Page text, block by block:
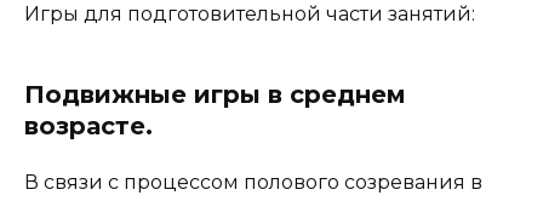
Игры для подготовительной части занятий:
Подвижные игры в среднем
возрасте.
В связи с процессом полового созревания в